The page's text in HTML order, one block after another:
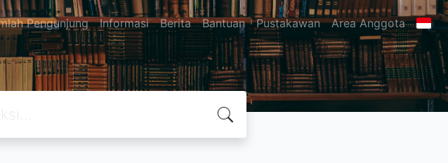
Pengunjung Informasi Berita Bantuan Pustakawan Area Anggota